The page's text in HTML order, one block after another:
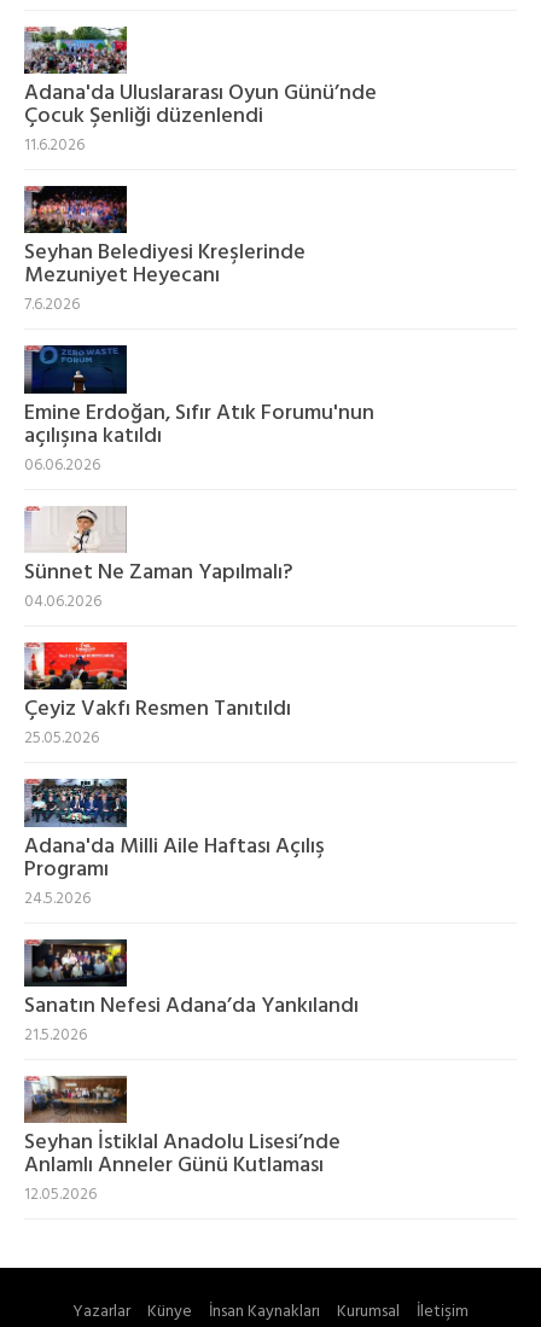
Adana'da Uluslararası Oyun Günü’nde
Çocuk Şenliği düzenlendi
11.6.2026
Seyhan Belediyesi Kreşlerinde
Mezuniyet Heyecanı
7.6.2026
Emine Erdoğan, Sıfır Atık Forumu'nun
açılışına katıldı
06.06.2026
Sünnet Ne Zaman Yapılmalı?
04.06.2026
Çeyiz Vakfı Resmen Tanıtıldı
25.05.2026
Adana'da Milli Aile Haftası Açılış
Programı
24.5.2026
Sanatın Nefesi Adana’da Yankılandı
21.5.2026
Seyhan İstiklal Anadolu Lisesi’nde
Anlamlı Anneler Günü Kutlaması
12.05.2026
Yazarlar Künye İnsan Kaynakları Kurumsal İletişim